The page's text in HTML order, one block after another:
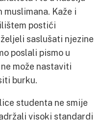
Kaže i
postići
saslušati njezine
poslali pismo u
može nastaviti
burku.
studenta ne smije
visoki standardi